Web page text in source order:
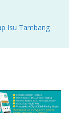
Isu Tambang
PADA TAFSIR
“Ketika
Menjadi